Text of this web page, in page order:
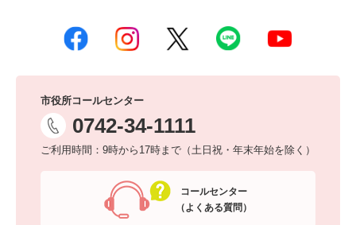
市役所コールセンター
0742-34-1111
ご利用時間：9時から17時まで（土日祝・年末年始を除く）
コールセンター
（よくある質問）